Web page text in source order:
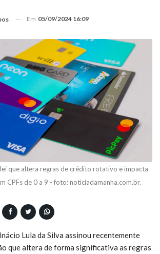
Em 05/09/2024 16:09
que altera regras de crédito rotativo e impacta
CPFs de 0 a 9 - foto: noticiadamanha.com.br.
Lula da Silva assinou recentemente
que altera de forma significativa as regras